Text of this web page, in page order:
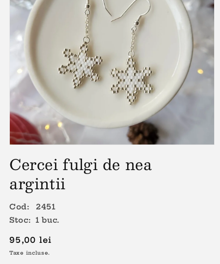
media
1
o
fereastră
Cercei fulgi de nea
argintii
Cod: 2451
Stoc: 1 buc.
Preț
obișnuit
95,00 lei
Taxe incluse.